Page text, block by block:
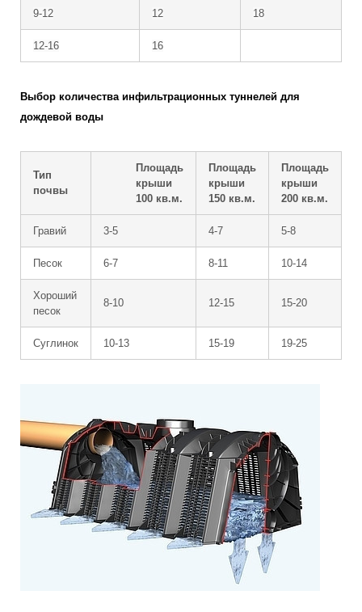
9-12 12 18
12-16 16
Выбор количества инфильтрационных туннелей для
дождевой воды
Тип
почвы
Площадь
крыши
100 кв.м.
Площадь
крыши
150 кв.м.
Площадь
крыши
200 кв.м.
Гравий 3-5 4-7 5-8
Песок 6-7 8-11 10-14
Хороший
песок
8-10 12-15 15-20
Суглинок 10-13 15-19 19-25